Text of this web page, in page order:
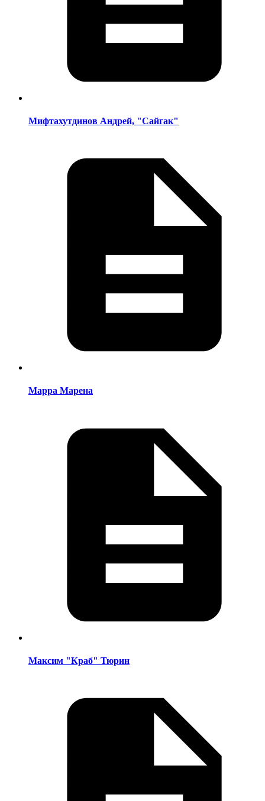
Мифтахутдинов Андрей, "Сайгак"
Марра Марена
Максим "Краб" Тюрин